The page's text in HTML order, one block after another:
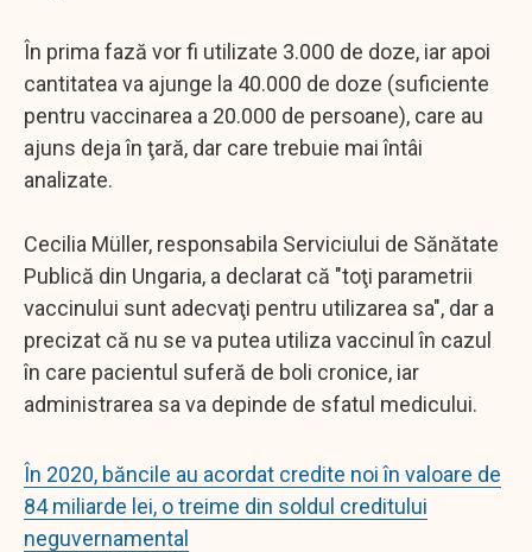
În prima fază vor fi utilizate 3.000 de doze, iar apoi
cantitatea va ajunge la 40.000 de doze (suficiente
pentru vaccinarea a 20.000 de persoane), care au
ajuns deja în ţară, dar care trebuie mai întâi
analizate.
Cecilia Müller, responsabila Serviciului de Sănătate
Publică din Ungaria, a declarat că "toţi parametrii
vaccinului sunt adecvaţi pentru utilizarea sa", dar a
precizat că nu se va putea utiliza vaccinul în cazul
în care pacientul suferă de boli cronice, iar
administrarea sa va depinde de sfatul medicului.
În 2020, băncile au acordat credite noi în valoare de
84 miliarde lei, o treime din soldul creditului
neguvernamental